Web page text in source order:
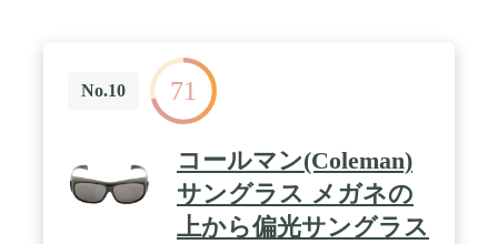
Shades（めちゃくちゃゆるいカンジのサングラ
ス）」と呼んでいたのを、Looseが抜けて「Dang
Shades」というブランド名に。失くしたり壊したり
してもすぐに買い換えられるお手頃な価格で非常に
アクティビティはもちろん、ドライブや買い物など
普段使いまで、様々なライフスタイル・シーンまで
幅広く、洋服を着替える様に気軽に使える遊び感覚
に溢れたモデルが続々登場しています。
No.10 71
コールマン(Coleman)
サングラス メガネの
上から偏光サングラス